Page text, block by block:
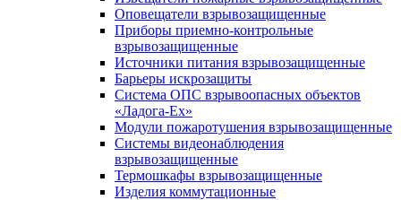
Оповещатели взрывозащищенные
Приборы приемно-контрольные
взрывозащищенные
Источники питания взрывозащищенные
Барьеры искрозащиты
Система ОПС взрывоопасных объектов
«Ладога-Ex»
Модули пожаротушения взрывозащищенные
Системы видеонаблюдения
взрывозащищенные
Термошкафы взрывозащищенные
Изделия коммутационные